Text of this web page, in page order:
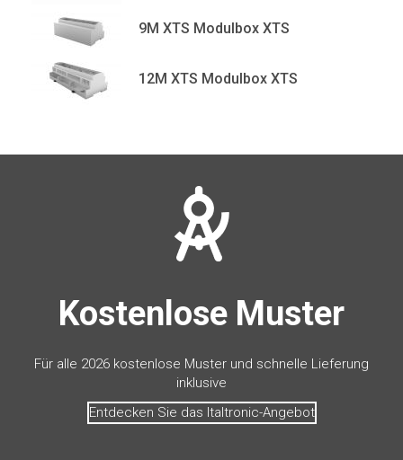
9M XTS Modulbox XTS
12M XTS Modulbox XTS
Kostenlose Muster
Für alle 2026 kostenlose Muster und schnelle Lieferung
inklusive
Entdecken Sie das Italtronic-Angebot